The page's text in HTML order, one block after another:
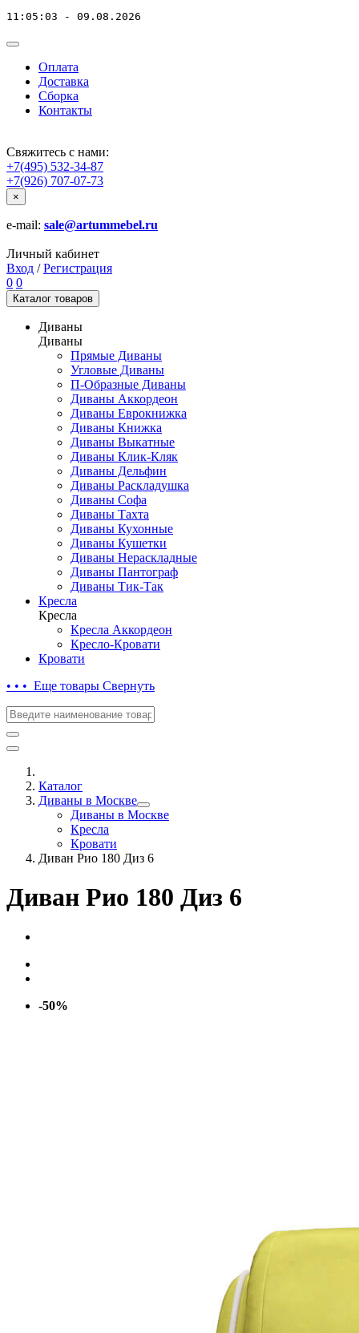
11:05:03 - 09.08.2026
Оплата
Доставка
Сборка
Контакты
Свяжитесь с нами:
+7(495) 532-34-87
+7(926) 707-07-73
×
e-mail: sale@artummebel.ru
Личный кабинет
Вход / Регистрация
0 0
Каталог товаров
Диваны
Диваны
Прямые Диваны
Угловые Диваны
П-Образные Диваны
Диваны Аккордеон
Диваны Еврокнижка
Диваны Книжка
Диваны Выкатные
Диваны Клик-Кляк
Диваны Дельфин
Диваны Раскладушка
Диваны Софа
Диваны Тахта
Диваны Кухонные
Диваны Кушетки
Диваны Нераскладные
Диваны Пантограф
Диваны Тик-Так
Кресла
Кресла
Кресла Аккордеон
Кресло-Кровати
Кровати
• • • Еще товары Свернуть
Каталог
Диваны в Москве
Диваны в Москве
Кресла
Кровати
Диван Рио 180 Диз 6
Диван Рио 180 Диз 6
-50%